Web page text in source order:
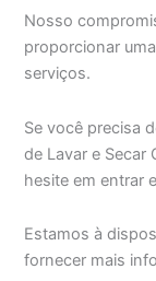
Nosso
proporcionar
serviços.
Se você precisa
de Lavar e Secar
hesite em entrar
Estamos à
fornecer mais